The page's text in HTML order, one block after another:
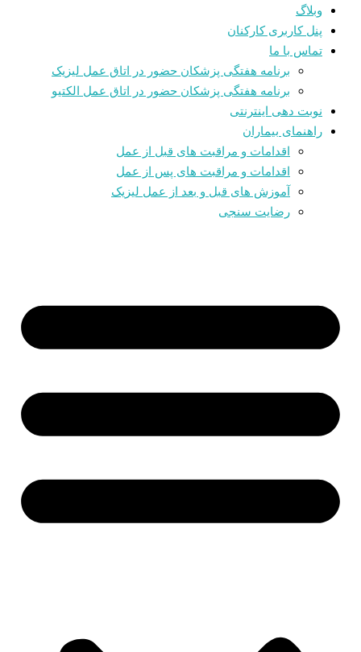
وبلاگ
پنل کاربری کارکنان
تماس با ما
برنامه هفتگی پزشکان حضور در اتاق عمل لیزیک
برنامه هفتگی پزشکان حضور در اتاق عمل الکتیو
نوبت دهی اینترنتی
راهنمای بیماران
اقدامات و مراقبت های قبل از عمل
اقدامات و مراقبت های پس از عمل
آموزش های قبل و بعد از عمل لیزیک
رضایت سنجی